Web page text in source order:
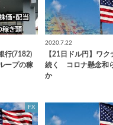
行(7182)
ープの稼
2020.7.22
【21日ドル円】ワ
続く コロナ懸念和
か
FX